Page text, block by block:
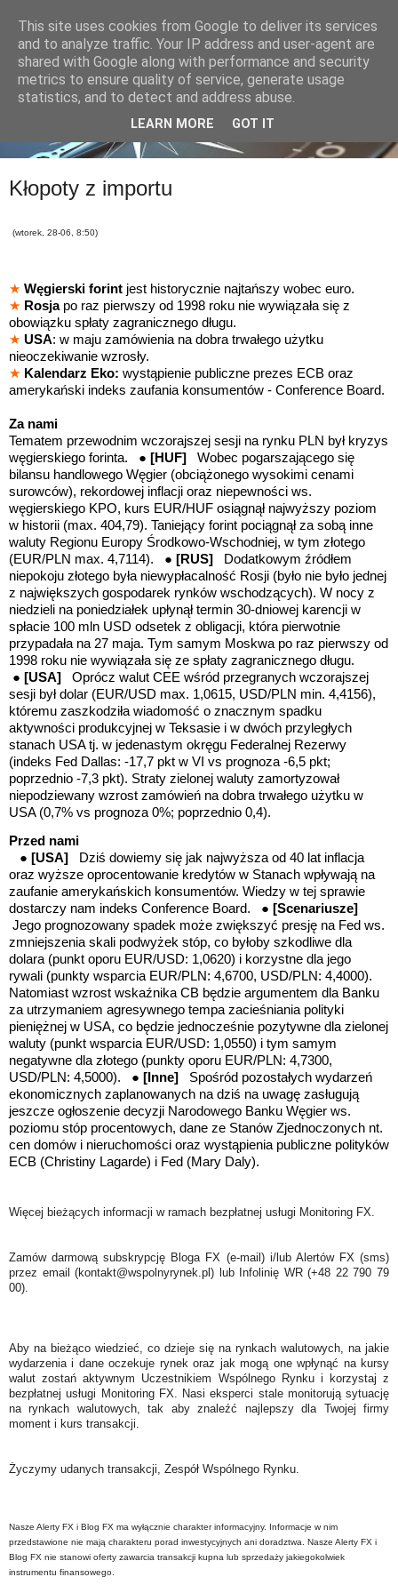
Kłopoty z importu
(wtorek, 28-06, 8:50)
★ Węgierski forint jest historycznie najtańszy wobec euro.
★ Rosjapo raz pierwszy od 1998 roku nie wywiązała się z
obowiązku spłaty zagranicznego długu.
★ USA: w maju zamówienia na dobra trwałego użytku
nieoczekiwanie wzrosły.
★ Kalendarz Eko: wystąpienie publiczne prezes ECB oraz
amerykański indeks zaufania konsumentów - Conference Board.
Za nami
Tematem przewodnim wczorajszej sesji na rynku PLN był kryzys
węgierskiego forinta. ● [HUF] Wobec pogarszającego się
bilansu handlowego Węgier (obciążonego wysokimi cenami
surowców), rekordowej inflacji oraz niepewności ws.
węgierskiego KPO, kurs EUR/HUF osiągnął najwyższy poziom
w historii (max. 404,79). Taniejący forint pociągnął za sobą inne
waluty Regionu Europy Środkowo-Wschodniej, w tym złotego
(EUR/PLN max. 4,7114). ● [RUS] Dodatkowym źródłem
niepokoju złotego była niewypłacalność Rosji (było nie było jednej
z największych gospodarek rynków wschodzących). W nocy z
niedzieli na poniedziałek upłynął termin 30-dniowej karencji w
spłacie 100 mln USD odsetek z obligacji, która pierwotnie
przypadała na 27 maja. Tym samym Moskwa po raz pierwszy od
1998 roku nie wywiązała się ze spłaty zagranicznego długu.
● [USA] Oprócz walut CEE wśród przegranych wczorajszej
sesji był dolar (EUR/USD max. 1,0615, USD/PLN min. 4,4156),
któremu zaszkodziła wiadomość o znacznym spadku
aktywności produkcyjnej w Teksasie i w dwóch przyległych
stanach USA tj. w jedenastym okręgu Federalnej Rezerwy
(indeks Fed Dallas: -17,7 pkt w VI vs prognoza -6,5 pkt;
poprzednio -7,3 pkt). Straty zielonej waluty zamortyzował
niepodziewany wzrost zamówień na dobra trwałego użytku w
USA (0,7% vs prognoza 0%; poprzednio 0,4).
Przed nami
● [USA]
Dziś dowiemy się jak najwyższa od 40 lat inflacja
oraz wyższe oprocentowanie kredytów w Stanach wpływają na
zaufanie amerykańskich konsumentów. Wiedzy w tej sprawie
dostarczy nam indeks Conference Board. ● [Scenariusze]
Jego prognozowany spadek może zwiększyć presję na Fed ws.
zmniejszenia skali podwyżek stóp, co byłoby szkodliwe dla
dolara (punkt oporu EUR/USD: 1,0620) i korzystne dla jego
rywali (punkty wsparcia EUR/PLN: 4,6700, USD/PLN: 4,4000).
Natomiast wzrost wskaźnika CB będzie argumentem dla Banku
za utrzymaniem agresywnego tempa zacieśniania polityki
pieniężnej w USA, co będzie jednocześnie pozytywne dla zielonej
waluty (punkt wsparcia EUR/USD: 1,0550) i tym samym
negatywne dla złotego (punkty oporu EUR/PLN: 4,7300,
USD/PLN: 4,5000). ● [Inne] Spośród pozostałych wydarzeń
ekonomicznych zaplanowanych na dziś na uwagę zasługują
jeszcze ogłoszenie decyzji Narodowego Banku Węgier ws.
poziomu stóp procentowych, dane ze Stanów Zjednoczonych nt.
cen domów i nieruchomości oraz wystąpienia publiczne polityków
ECB (Christiny Lagarde) i Fed (Mary Daly).
Więcej bieżących informacji w ramach bezpłatnej usługi Monitoring FX.
Zamów darmową subskrypcję Bloga FX (e-mail) i/lub Alertów FX (sms)
przez email (kontakt@wspolnyrynek.pl) lub Infolinię WR (+48 22 790 79
00).
Aby na bieżąco wiedzieć, co dzieje się na rynkach walutowych, na jakie
wydarzenia i dane oczekuje rynek oraz jak mogą one wpłynąć na kursy
walut zostań aktywnym Uczestnikiem Wspólnego Rynku i korzystaj z
bezpłatnej usługi Monitoring FX. Nasi eksperci stale monitorują sytuację
na rynkach walutowych, tak aby znaleźć najlepszy dla Twojej firmy
moment i kurs transakcji.
Życzymy udanych transakcji, Zespół Wspólnego Rynku.
Nasze Alerty FX i Blog FX ma wyłącznie charakter informacyjny. Informacje w nim
przedstawione nie mają charakteru porad inwestycyjnych ani doradztwa. Nasze Alerty FX i
Blog FX nie stanowi oferty zawarcia transakcji kupna lub sprzedaży jakiegokolwiek
instrumentu finansowego.
This site uses cookies from Google to deliver its services
and to analyze traffic. Your IP address and user-agent are
shared with Google along with performance and security
metrics to ensure quality of service, generate usage
statistics, and to detect and address abuse.
LEARN MORE GOT IT